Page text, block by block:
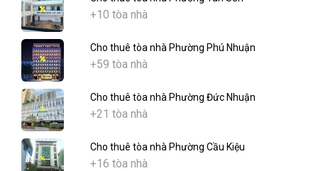
+10 tòa nhà
Cho thuê tòa nhà Phường Phú Nhuận
+59 tòa nhà
Cho thuê tòa nhà Phường Đức Nhuận
+21 tòa nhà
Cho thuê tòa nhà Phường Cầu Kiệu
+16 tòa nhà